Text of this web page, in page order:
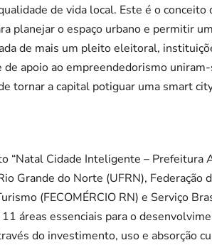
de vida local. Este é o
planejar o espaço urbano e permitir
de mais um pleito eleitoral,
de apoio ao empreendedorismo
tornar a capital potiguar uma smart
“Natal Cidade Inteligente – Prefeitura
Grande do Norte (UFRN), Federação
(FECOMÉRCIO RN) e Serviço
11 áreas essenciais para o
do investimento, uso e absorção